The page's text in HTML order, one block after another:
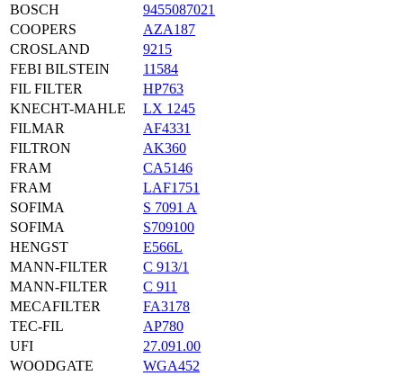
BOSCH
9455087021
COOPERS
AZA187
CROSLAND
9215
FEBI BILSTEIN
11584
FIL FILTER
HP763
KNECHT-MAHLE
LX 1245
FILMAR
AF4331
FILTRON
AK360
FRAM
CA5146
FRAM
LAF1751
SOFIMA
S 7091 A
SOFIMA
S709100
HENGST
E566L
MANN-FILTER
C 913/1
MANN-FILTER
C 911
MECAFILTER
FA3178
TEC-FIL
AP780
UFI
27.091.00
WOODGATE
WGA452